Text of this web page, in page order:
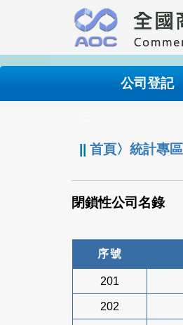
要
內
公司登記
||首頁〉統計專區
閉鎖性公司名錄
序號
201
202